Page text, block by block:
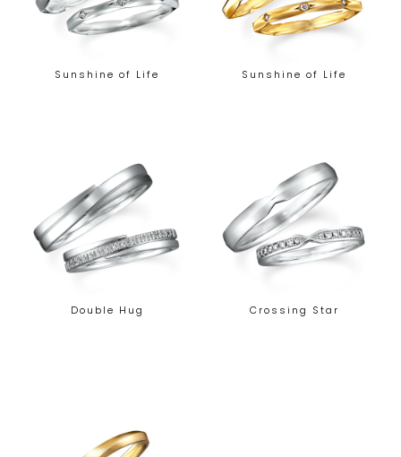
Sunshine of Life Sunshine of Life
Double Hug Crossing Star